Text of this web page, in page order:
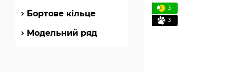
3
3
Бортове кільце
Модельний ряд